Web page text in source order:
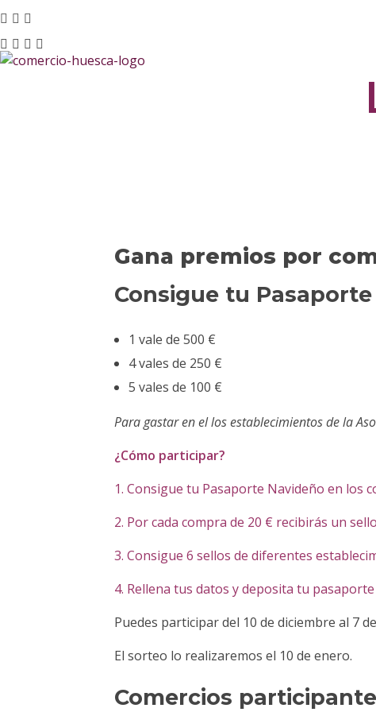
Gana premios por
Consigue tu
1 vale de 500 €
4 vales de 250 €
5 vales de 100 €
Para gastar en el los establecimientos de la
¿Cómo participar?
1. Consigue tu Pasaporte Navideño en los
2. Por cada compra de 20 € recibirás un sello
3. Consigue 6 sellos de diferentes
4. Rellena tus datos y deposita tu
Puedes participar del 10 de diciembre al 7
El sorteo lo realizaremos el 10 de enero.
Comercios